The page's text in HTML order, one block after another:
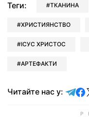
Теги: ТКАНИНА
ХРИСТИЯНСТВО
ІСУС ХРИСТОС
АРТЕФАКТИ
Читайте нас у: